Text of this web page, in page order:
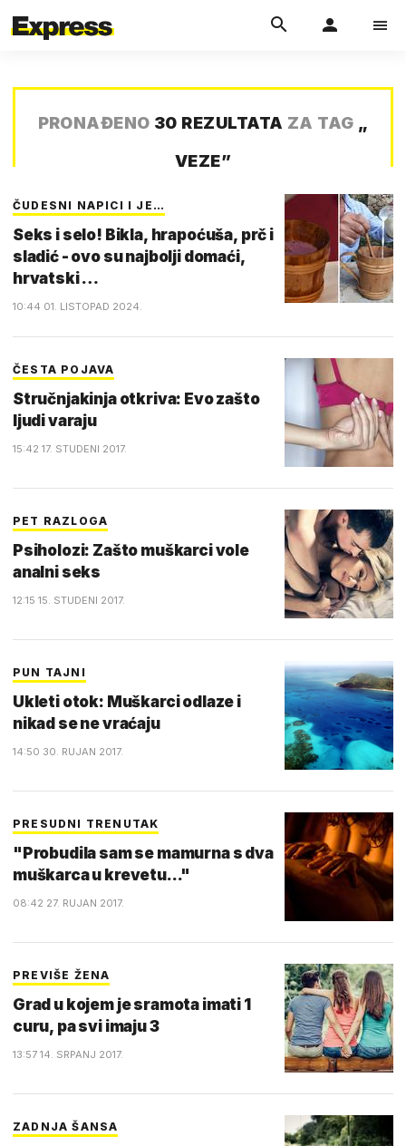
PRONAĐENO 30 REZULTATA ZA TAG „
VEZE”
ČUDESNI NAPICI I JE…
Seks i selo! Bikla, hrapoćuša, prč i
sladić - ovo su najbolji domaći,
hrvatski …
10:44 01. LISTOPAD 2024.
ČESTA POJAVA
Stručnjakinja otkriva: Evo zašto
ljudi varaju
15:42 17. STUDENI 2017.
PET RAZLOGA
Psiholozi: Zašto muškarci vole
analni seks
12:15 15. STUDENI 2017.
PUN TAJNI
Ukleti otok: Muškarci odlaze i
nikad se ne vraćaju
14:50 30. RUJAN 2017.
PRESUDNI TRENUTAK
"Probudila sam se mamurna s dva
muškarca u krevetu..."
08:42 27. RUJAN 2017.
PREVIŠE ŽENA
Grad u kojem je sramota imati 1
curu, pa svi imaju 3
13:57 14. SRPANJ 2017.
ZADNJA ŠANSA